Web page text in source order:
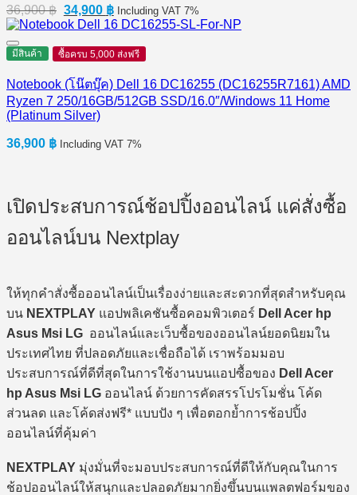
36,900฿ Original
price
36,900 ฿.
34,900 ฿Current
price
34,900 ฿.
Including VAT 7%
มีสินค้า ซื้อครบ 5,000 ส่งฟรี
Notebook (โน๊ตบุ๊ค) Dell 16 DC16255 (DC16255R7161) AMD
Ryzen 7 250/16GB/512GB SSD/16.0″/Windows 11 Home
(Platinum Silver)
36,900 ฿ Including VAT 7%
เปิดประสบการณ์ช้อปปิ้งออนไลน์ แค่สั่งซื้อ
ออนไลน์บน Nextplay
ให้ทุกคำสั่งซื้อออนไลน์เป็นเรื่องง่ายและสะดวกที่สุดสำหรับคุณ
บน NEXTPLAY แอปพลิเคชันซื้อคอมพิวเตอร์ Dell Acer hp
Asus Msi LG ออนไลน์และเว็บซื้อของออนไลน์ยอดนิยมใน
ประเทศไทย ที่ปลอดภัยและเชื่อถือได้ เราพร้อมมอบ
ประสบการณ์ที่ดีที่สุดในการใช้งานบนแอปซื้อของ Dell Acer
hp Asus Msi LG ออนไลน์ ด้วยการคัดสรรโปรโมชั่น โค้ด
ส่วนลด และโค้ดส่งฟรี* แบบปัง ๆ เพื่อตอกย้ำการช้อปปิ้ง
ออนไลน์ที่คุ้มค่า
NEXTPLAY มุ่งมั่นที่จะมอบประสบการณ์ที่ดีให้กับคุณในการ
ช้อปออนไลน์ให้สนุกและปลอดภัยมากยิ่งขึ้นบนแพลตฟอร์มของ